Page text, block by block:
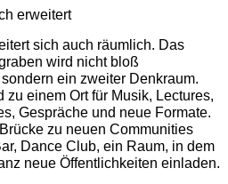
erweitert
sich auch räumlich. Das
wird nicht bloß
ein zweiter Denkraum.
zu einem Ort für Musik, Lectures,
Gespräche und neue Formate.
zu neuen Communities
Dance Club, ein Raum, in dem
neue Öffentlichkeiten einladen.